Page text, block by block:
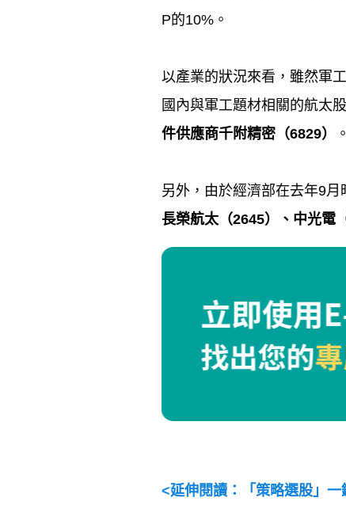
P的10%。
以產業的狀況來看，雖然軍
國內與軍工題材相關的航太
件供應商千附精密（6829） 。
另外，由於經濟部在去年9月
長榮航太（2645）、中光電
<延伸閱讀：「策略選股」一